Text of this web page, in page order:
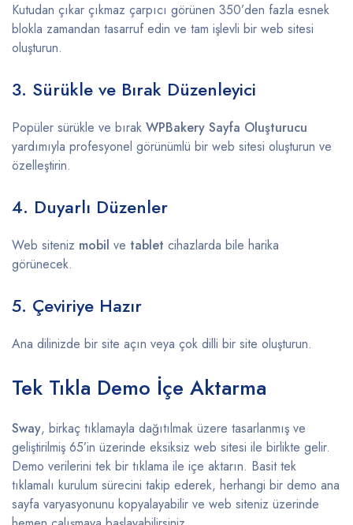
Kutudan çıkar çıkmaz çarpıcı görünen 350’den fazla esnek
blokla zamandan tasarruf edin ve tam işlevli bir web sitesi
oluşturun.
3. Sürükle ve Bırak Düzenleyici
Popüler sürükle ve bırak WPBakery Sayfa Oluşturucu
yardımıyla profesyonel görünümlü bir web sitesi oluşturun ve
özelleştirin.
4. Duyarlı Düzenler
Web siteniz mobil ve tablet cihazlarda bile harika
görünecek.
5. Çeviriye Hazır
Ana dilinizde bir site açın veya çok dilli bir site oluşturun.
Tek Tıkla Demo İçe Aktarma
Sway, birkaç tıklamayla dağıtılmak üzere tasarlanmış ve
geliştirilmiş 65’in üzerinde eksiksiz web sitesi ile birlikte gelir.
Demo verilerini tek bir tıklama ile içe aktarın. Basit tek
tıklamalı kurulum sürecini takip ederek, herhangi bir demo ana
sayfa varyasyonunu kopyalayabilir ve web siteniz üzerinde